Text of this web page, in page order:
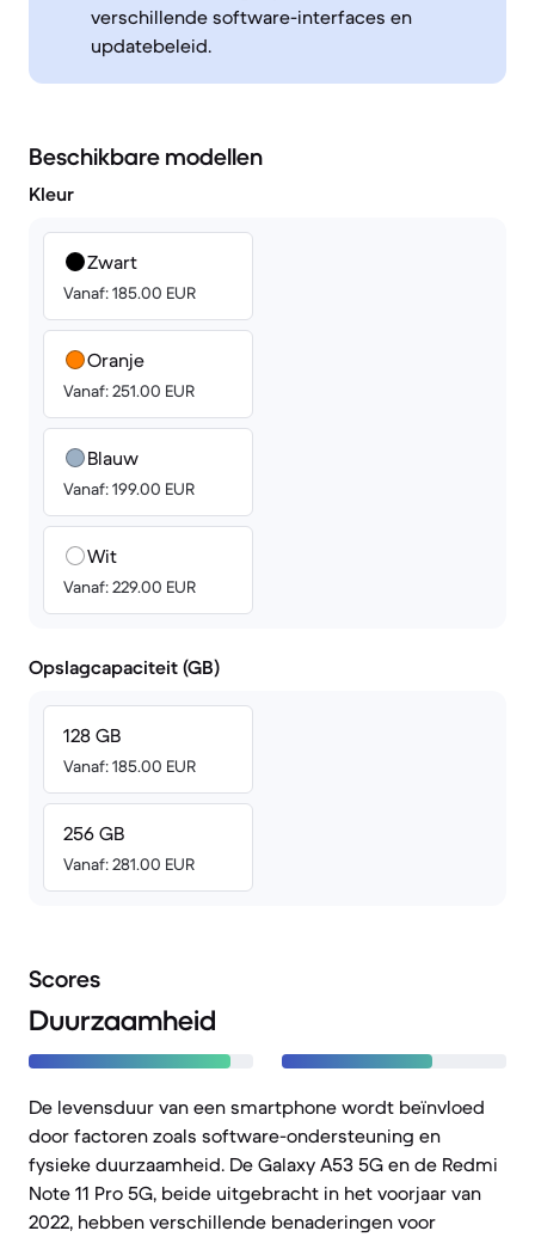
verschillende software-interfaces en
updatebeleid.
Beschikbare modellen
Kleur
Zwart
Vanaf: 185.00 EUR
Oranje
Vanaf: 251.00 EUR
Blauw
Vanaf: 199.00 EUR
Wit
Vanaf: 229.00 EUR
Opslagcapaciteit (GB)
128 GB
Vanaf: 185.00 EUR
256 GB
Vanaf: 281.00 EUR
Scores
Duurzaamheid
De levensduur van een smartphone wordt beïnvloed
door factoren zoals software-ondersteuning en
fysieke duurzaamheid. De Galaxy A53 5G en de Redmi
Note 11 Pro 5G, beide uitgebracht in het voorjaar van
2022, hebben verschillende benaderingen voor